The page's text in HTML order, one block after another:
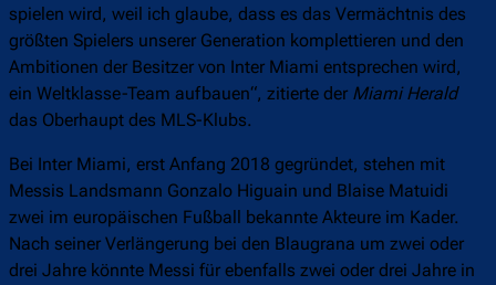
spielen wird, weil ich glaube, dass es das Vermächtnis des
größten Spielers unserer Generation komplettieren und den
Ambitionen der Besitzer von Inter Miami entsprechen wird,
ein Weltklasse-Team aufbauen“, zitierte der Miami Herald
das Oberhaupt des MLS-Klubs.
Bei Inter Miami, erst Anfang 2018 gegründet, stehen mit
Messis Landsmann Gonzalo Higuain und Blaise Matuidi
zwei im europäischen Fußball bekannte Akteure im Kader.
Nach seiner Verlängerung bei den Blaugrana um zwei oder
drei Jahre könnte Messi für ebenfalls zwei oder drei Jahre in